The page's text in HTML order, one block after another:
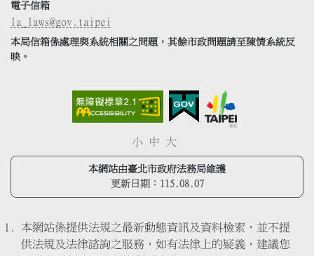
電子信箱
la_laws@gov.taipei
本局信箱係處理與系統相關之問題，其餘市政問題請至陳情系統反
映。
小 中 大
本網站由臺北市政府法務局維護
更新日期： 115.08.07
本網站係提供法規之最新動態資訊及資料檢索，並不提
供法規及法律諮詢之服務，如有法律上的疑義，建議您